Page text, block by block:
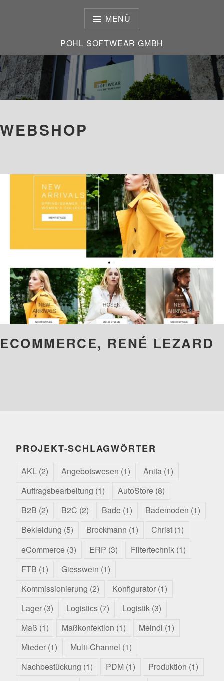
MENÜ
POHL SOFTWEAR GMBH
POHL SOFTWEAR GMBH
WEBSHOP
ECOMMERCE, RENÉ LEZARD
PROJEKT-SCHLAGWÖRTER
AKL (2) Angebotswesen (1) Anita (1)
Auftragsbearbeitung (1) AutoStore (8)
B2B (2) B2C (2) Bade (1) Bademoden (1)
Bekleidung (5) Brockmann (1) Christ (1)
eCommerce (3) ERP (3) Filtertechnik (1)
FTB (1) Giesswein (1)
Kommissionierung (2) Konfigurator (1)
Lager (3) Logistics (7) Logistik (3)
Maß (1) Maßkonfektion (1) Meindl (1)
Mieder (1) Multi-Channel (1)
Nachbestückung (1) PDM (1) Produktion (1)